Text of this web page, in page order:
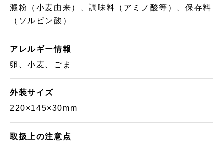
澱粉（小麦由来）、調味料（アミノ酸等）、保存料
（ソルビン酸）
アレルギー情報
卵、小麦、ごま
外装サイズ
220×145×30mm
取扱上の注意点